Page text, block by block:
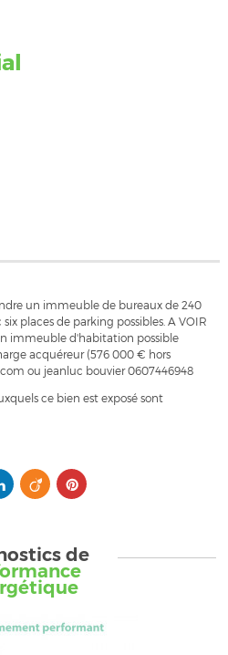
un immeuble de bureaux de 240
places de parking possibles. A VOIR
immeuble d'habitation possible
acquéreur (576 000 € hors
ou jeanluc bouvier 0607446948
ce bien est exposé sont
de